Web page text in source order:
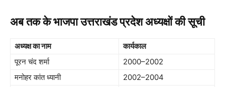
अब तक के भाजपा उत्तराखंड प्रदेश अध्यक्षों की सूची
अध्यक्ष का नाम
कार्यकाल
पूरन चंद शर्मा
2000–2002
मनोहर कांत ध्यानी
2002–2004